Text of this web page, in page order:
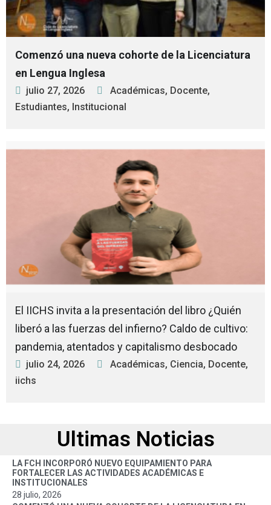
Comenzó una nueva cohorte de la Licenciatura
en Lengua Inglesa
julio 27, 2026 Académicas, Docente,
Estudiantes, Institucional
El IICHS invita a la presentación del libro ¿Quién
liberó a las fuerzas del infierno? Caldo de cultivo:
pandemia, atentados y capitalismo desbocado
julio 24, 2026 Académicas, Ciencia, Docente,
iichs
Ultimas Noticias
LA FCH INCORPORÓ NUEVO EQUIPAMIENTO PARA
FORTALECER LAS ACTIVIDADES ACADÉMICAS E
INSTITUCIONALES
28 julio, 2026